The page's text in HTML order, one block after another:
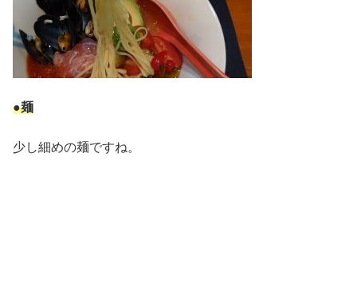
●麺
少し細めの麺ですね。